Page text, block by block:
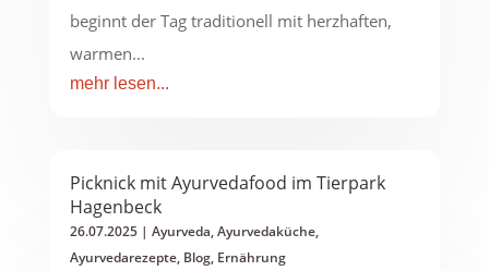
beginnt der Tag traditionell mit herzhaften,
warmen...
mehr lesen...
Picknick mit Ayurvedafood im Tierpark
Hagenbeck
26.07.2025| Ayurveda,Ayurvedaküche,
Ayurvedarezepte, Blog, Ernährung